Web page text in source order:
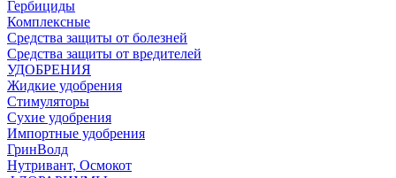
Гербициды
Комплексные
Средства защиты от болезней
Средства защиты от вредителей
УДОБРЕНИЯ
Жидкие удобрения
Стимуляторы
Сухие удобрения
Импортные удобрения
ГринВолд
Нутривант, Осмокот